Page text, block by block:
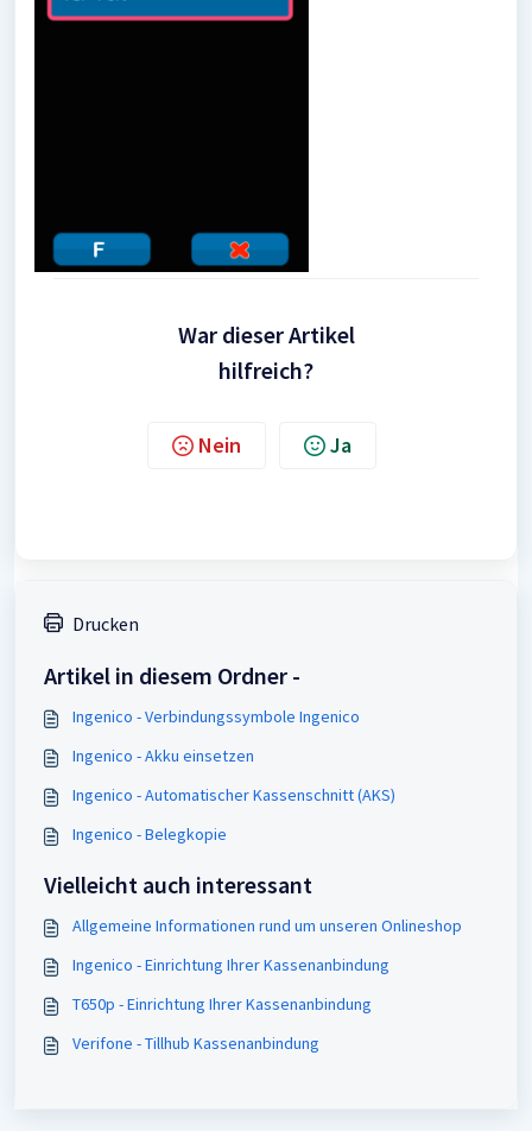
War dieser Artikel
hilfreich?
Nein Ja
Drucken
Artikel in diesem Ordner -
Ingenico - Verbindungssymbole Ingenico
Ingenico - Akku einsetzen
Ingenico - Automatischer Kassenschnitt (AKS)
Ingenico - Belegkopie
Vielleicht auch interessant
Allgemeine Informationen rund um unseren Onlineshop
Ingenico - Einrichtung Ihrer Kassenanbindung
T650p - Einrichtung Ihrer Kassenanbindung
Verifone - Tillhub Kassenanbindung